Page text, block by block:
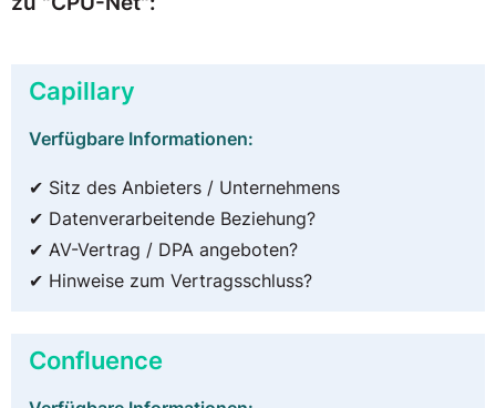
Capillary
Verfügbare Informationen:
✔ Sitz des Anbieters / Unternehmens
✔ Datenverarbeitende Beziehung?
✔ AV-Vertrag / DPA angeboten?
✔ Hinweise zum Vertragsschluss?
Confluence